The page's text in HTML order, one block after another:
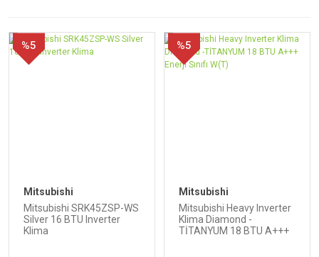
%5
Mitsubishi
Mitsubishi SRK45ZSP-WS
Silver 16 BTU Inverter
Klima
%5
Mitsubishi
Mitsubishi Heavy Inverter
Klima Diamond -
TİTANYUM 18 BTU A+++